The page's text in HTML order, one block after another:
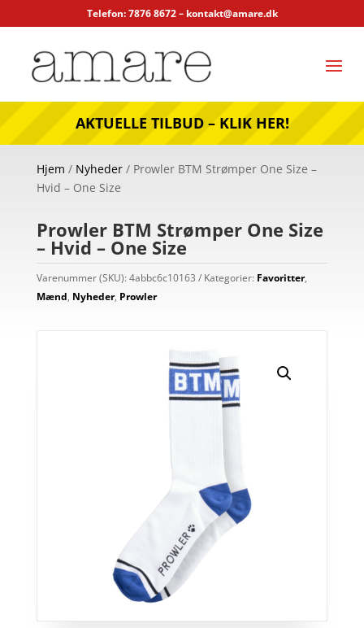
Telefon: 7876 8672 – kontakt@amare.dk
AKTUELLE TILBUD – KLIK HER!
Hjem / Nyheder/ Prowler BTM Strømper One Size –
Hvid – One Size
Prowler BTM Strømper One Size
– Hvid – One Size
Varenummer (SKU): 4abbc6c10163 Kategorier: Favoritter,
Mænd, Nyheder, Prowler